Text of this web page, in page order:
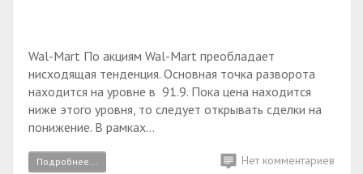
Wal-Mart По акциям Wal-Mart преобладает
нисходящая тенденция. Основная точка разворота
находится на уровне в 91.9. Пока цена находится
ниже этого уровня, то следует открывать сделки на
понижение. В рамках...
Подробнее... Нет комментариев